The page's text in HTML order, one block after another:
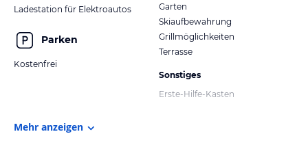
Ladestation für Elektroautos
Parken
Kostenfrei
Garten
Skiaufbewahrung
Grillmöglichkeiten
Terrasse
Sonstiges
Erste-Hilfe-Kasten
Mehr anzeigen